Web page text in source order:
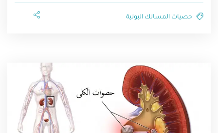
حصيات المسالك البولية